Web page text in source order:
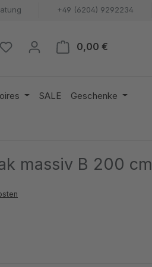
+49 (6204) 9292234
0,00 €
SALE Geschenke
massiv B 200 cm